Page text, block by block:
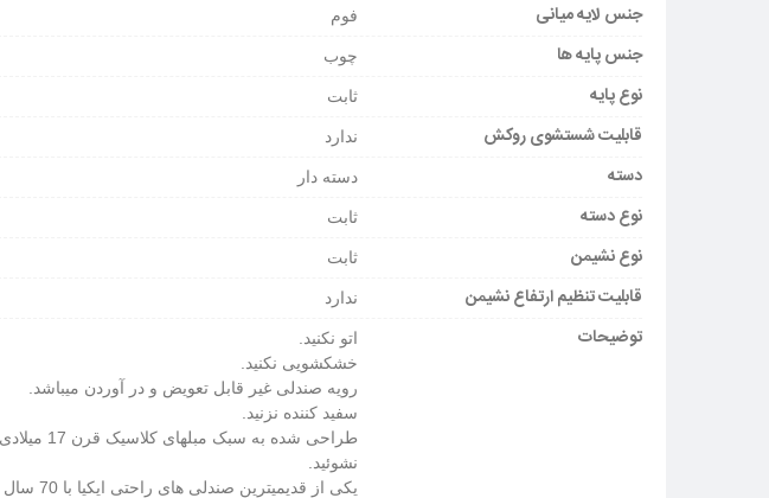
جنس لایه میانی فوم
جنس پایه ها چوب
نوع پایه ثابت
قابلیت شستشوی روکش ندارد
دسته دسته دار
نوع دسته ثابت
نوع نشیمن ثابت
قابلیت تنظیم ارتفاع نشیمن ندارد
توضیحات
اتو نکنید.
خشکشویی نکنید.
رویه صندلی غیر قابل تعویض و در آوردن میباشد.
سفید کننده نزنید.
طراحی شده به سبک مبلهای کلاسیک قرن 17 میلادی
نشوئید.
یکی از قدیمیترین صندلی های راحتی ایکیا با 70 سال سابقه تولید